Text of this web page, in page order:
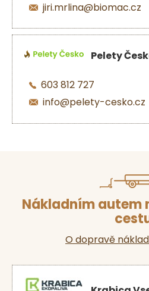
jiri.mrlina@biomac.cz
Pelety
603 812 727
info@pelety-cesko.cz
Nákladním autem
O dopravě